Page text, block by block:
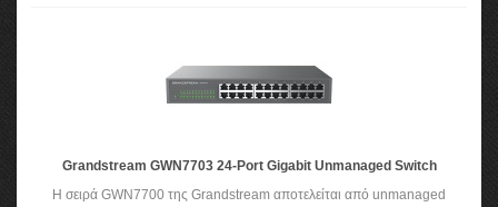
Grandstream GWN7703 24-Port Gigabit Unmanaged Switch
Η σειρά GWN7700 της Grandstream αποτελείται από unmanaged